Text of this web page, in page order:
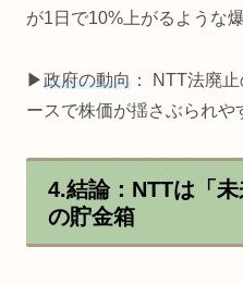
が1日で10%上がるような
▶政府の動向 ： NTT法廃
ースで株価が揺さぶられや
4.結論：NTTは「
の貯金箱